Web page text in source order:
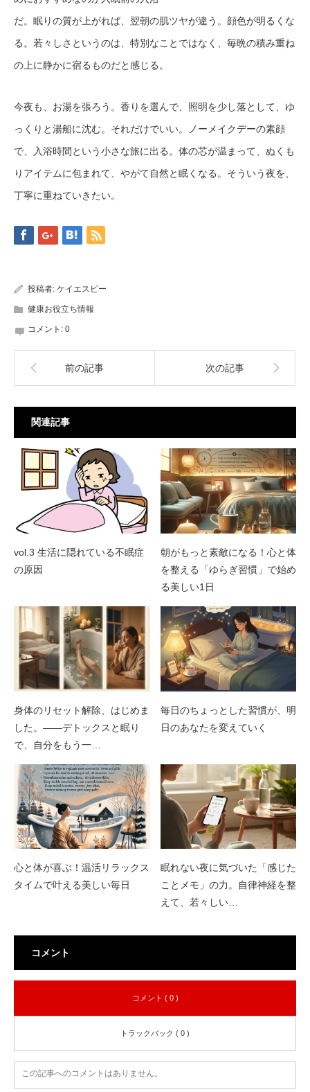
だ。眠りの質が上がれば、翌朝の肌ツヤが違う。顔色が明るくな
る。若々しさというのは、特別なことではなく、毎晩の積み重ね
の上に静かに宿るものだと感じる。
今夜も、お湯を張ろう。香りを選んで、照明を少し落として、ゆ
っくりと湯船に沈む。それだけでいい。ノーメイクデーの素顔
で、入浴時間という小さな旅に出る。体の芯が温まって、ぬくも
りアイテムに包まれて、やがて自然と眠くなる。そういう夜を、
丁寧に重ねていきたい。
投稿者: ケイエスビー
健康お役立ち情報
コメント: 0
前の記事 次の記事
関連記事
vol.3 生活に隠れている不眠症
の原因
朝がもっと素敵になる！心と体
を整える「ゆらぎ習慣」で始め
る美しい1日
身体のリセット解除、はじめま
した。——デトックスと眠り
で、自分をもう一…
毎日のちょっとした習慣が、明
日のあなたを変えていく
心と体が喜ぶ！温活リラックス
タイムで叶える美しい毎日
眠れない夜に気づいた「感じた
ことメモ」の力。自律神経を整
えて、若々しい…
コメント
コメント ( 0 )
トラックバック ( 0 )
この記事へのコメントはありません。